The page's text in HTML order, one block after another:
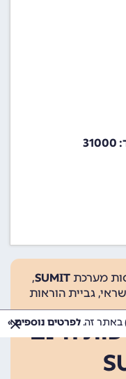
מערכת SUMIT
,
גביית הוראות
חינם
לפרטים נוספים »